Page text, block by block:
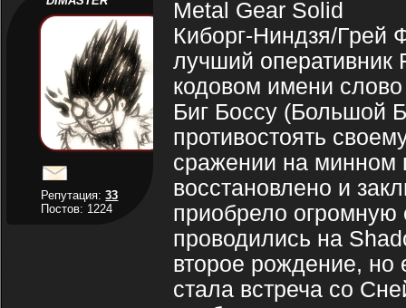
Репутация:33
Постов: 1224
Metal Gear Solid
Киборг-Ниндзя/Грей
лучший оперативник
кодовом имени
Биг Боссу (Большой
противостоять
сражении на минном
восстановлено и
приобрело огромную
проводились на
второе рождение, но
стала встреча со